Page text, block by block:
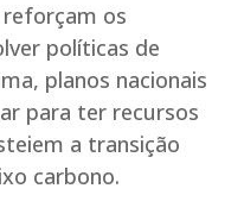
os
políticas de
planos nacionais
para ter recursos
a transição
carbono.